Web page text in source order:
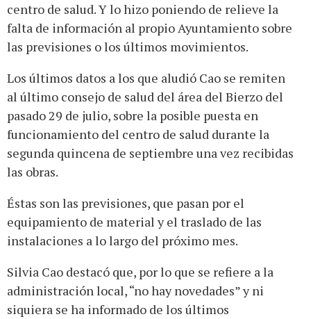
centro de salud. Y lo hizo poniendo de relieve la
falta de información al propio Ayuntamiento sobre
las previsiones o los últimos movimientos.
Los últimos datos a los que aludió Cao se remiten
al último consejo de salud del área del Bierzo del
pasado 29 de julio, sobre la posible puesta en
funcionamiento del centro de salud durante la
segunda quincena de septiembre una vez recibidas
las obras.
Éstas son las previsiones, que pasan por el
equipamiento de material y el traslado de las
instalaciones a lo largo del próximo mes.
Silvia Cao destacó que, por lo que se refiere a la
administración local, “no hay novedades” y ni
siquiera se ha informado de los últimos